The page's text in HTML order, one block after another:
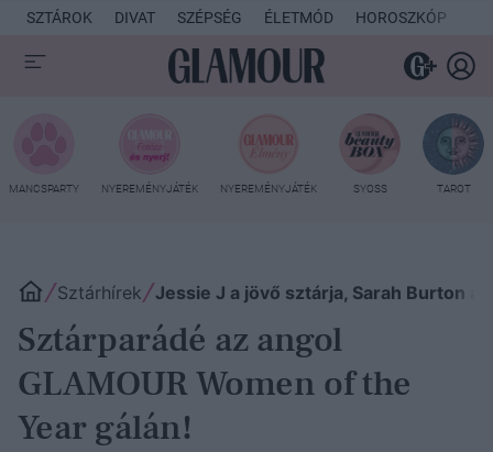
SZTÁROK DIVAT SZÉPSÉG ÉLETMÓD HOROSZKÓP
MANCSPARTY NYEREMÉNYJÁTÉK NYEREMÉNYJÁTÉK SYOSS TAROT
Sztárhírek Jessie J a jövő sztárja, Sarah Burton a
Sztárparádé az angol
GLAMOUR Women of the
Year gálán!